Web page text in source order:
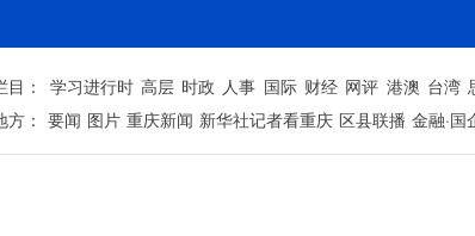
： 学习进行时 高层 时政 人事 国际 财经 网评 港澳 台湾
： 要闻 图片 重庆新闻 新华社记者看重庆 区县联播 金融·国